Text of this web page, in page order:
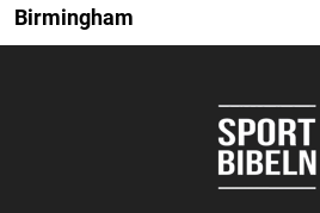
Birmingham